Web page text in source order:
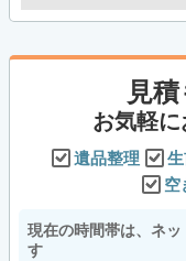
見
お気軽
遺品整理
空
現在の時間帯は、ネ
す